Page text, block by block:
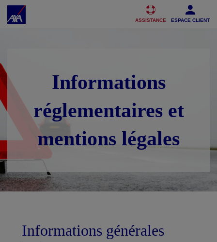
Accéder au Contenu Accéder au Pied de page
ASSISTANCE ESPACE CLIENT
Informations
réglementaires et
mentions légales
Informations générales